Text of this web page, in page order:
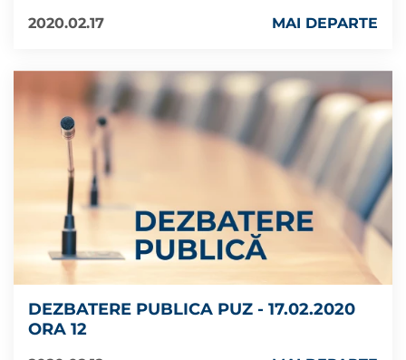
2020.02.17 MAI DEPARTE
DEZBATERE PUBLICA PUZ - 17.02.2020
ORA 12